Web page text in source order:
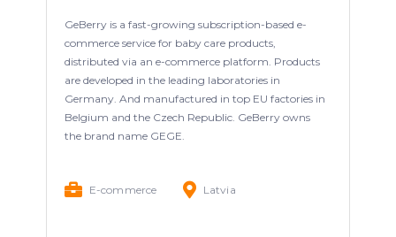
GeBerry is a fast-growing subscription-based e-
commerce service for baby care products,
distributed via an e-commerce platform. Products
are developed in the leading laboratories in
Germany. And manufactured in top EU factories in
Belgium and the Czech Republic. GeBerry owns
the brand name GEGE.
E-commerce Latvia